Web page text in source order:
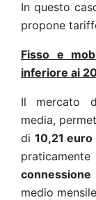
In questo
propone
Fisso e
inferiore ai
Il mercato
media,
di 10,21 euro
medio